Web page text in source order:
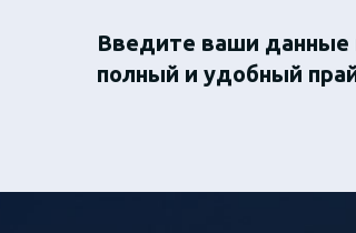
Введите ваши данные
полный и удобный